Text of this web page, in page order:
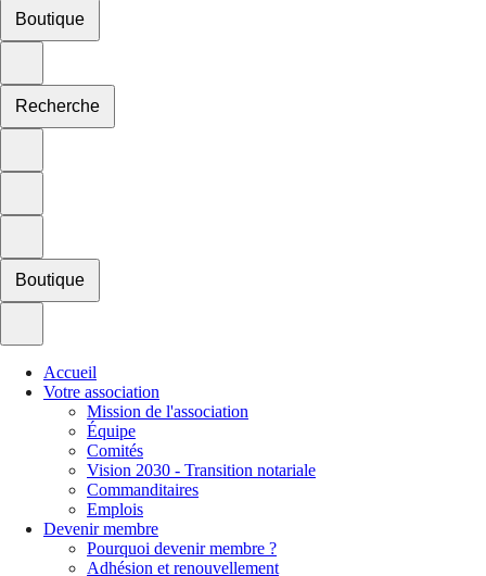
Boutique
Recherche
Boutique
Accueil
Votre association
Mission de l'association
Équipe
Comités
Vision 2030 - Transition notariale
Commanditaires
Emplois
Devenir membre
Pourquoi devenir membre ?
Adhésion et renouvellement